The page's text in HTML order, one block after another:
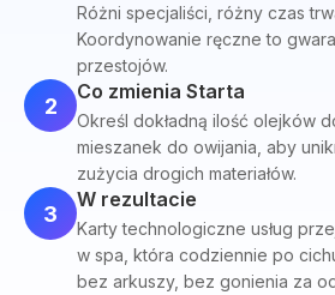
Różni specjaliści, różny czas
Koordynowanie ręczne to
przestojów.
2
Co zmienia Starta
Określ dokładną ilość olejków
mieszanek do owijania, aby
zużycia drogich materiałów.
3
W rezultacie
Karty technologiczne usług
w spa, która codziennie po
bez arkuszy, bez gonienia za